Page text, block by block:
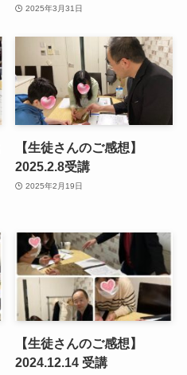
2025年3月31日
【生徒さんのご感想】
2025.2.8受講
2025年2月19日
【生徒さんのご感想】
2024.12.14 受講